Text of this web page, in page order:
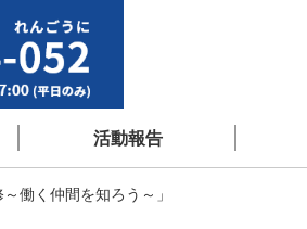
活動報告
働く仲間を知ろう～」